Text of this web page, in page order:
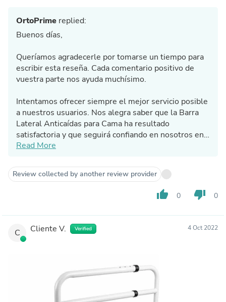
OrtoPrime replied:
Buenos días,
Queríamos agradecerle por tomarse un tiempo para
escribir esta reseña. Cada comentario positivo de
vuestra parte nos ayuda muchísimo.
Intentamos ofrecer siempre el mejor servicio posible
a nuestros usuarios. Nos alegra saber que la Barra
Lateral Anticaídas para Cama ha resultado
satisfactoria y que seguirá confiando en nosotros en
el futuro.
Desde Ortoprime estaremos encantados de poder
asesorarle y ayudarle en lo que necesite.
Read More
Review collected by another review provider
thumb_up 0 thumb_down 0
C Cliente V. Verified 4 Oct 2022